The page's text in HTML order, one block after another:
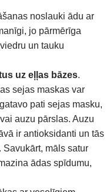
noslauki ādu ar
jo pārmērīga
un tauku
uz eļļas bāzes.
sejas maskas var
pati sejas masku,
auzu pārslas. Auzu
ir antioksidanti un tās
māls satur
ādas spīdumu,